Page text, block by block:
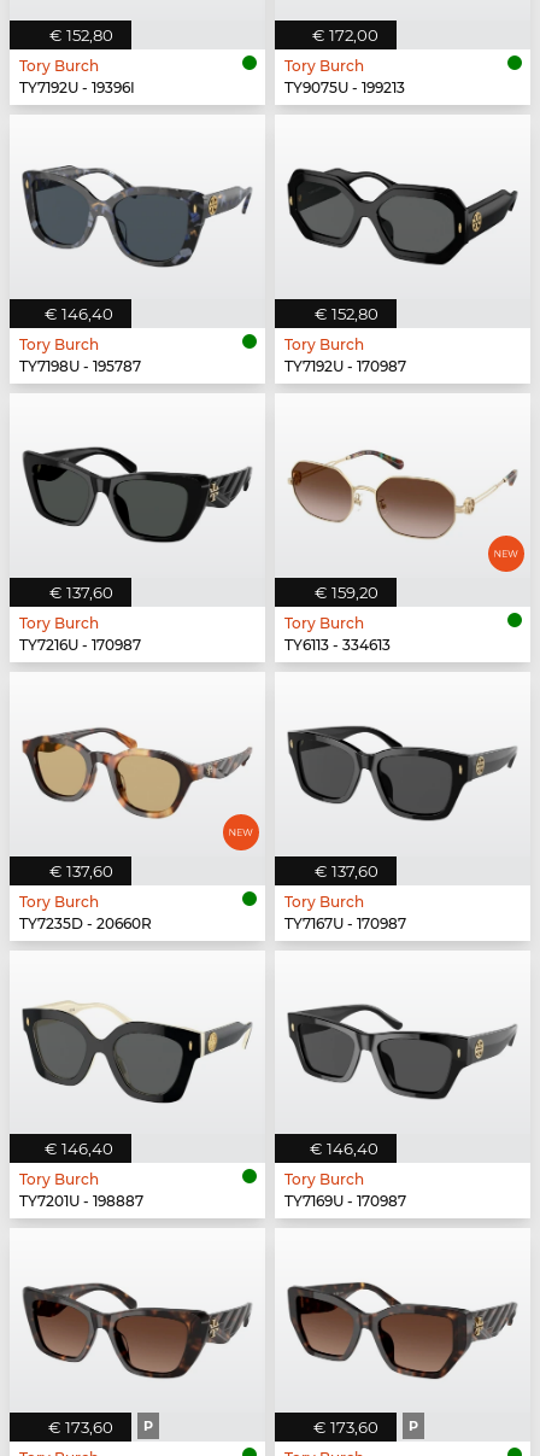
€ 152,80
Tory Burch
TY7192U - 19396I
€ 172,00
Tory Burch
TY9075U - 199213
€ 146,40
Tory Burch
TY7198U - 195787
€ 152,80
Tory Burch
TY7192U - 170987
€ 137,60
Tory Burch
TY7216U - 170987
€ 159,20
Tory Burch
TY6113 - 334613
€ 137,60
Tory Burch
TY7235D - 20660R
€ 137,60
Tory Burch
TY7167U - 170987
€ 146,40
Tory Burch
TY7201U - 198887
€ 146,40
Tory Burch
TY7169U - 170987
€ 173,60 P € 173,60 P